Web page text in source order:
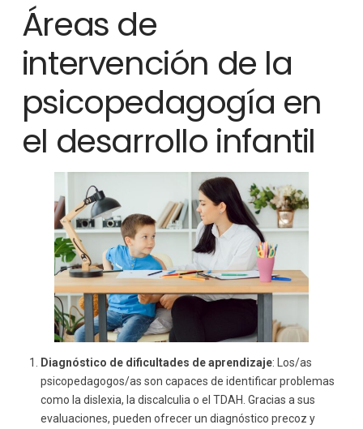
Áreas de
intervención de la
psicopedagogía en
el desarrollo infantil
Diagnóstico de dificultades de aprendizaje: Los/as
psicopedagogos/as son capaces de identificar problemas
como la dislexia, la discalculia o el TDAH. Gracias a sus
evaluaciones, pueden ofrecer un diagnóstico precoz y